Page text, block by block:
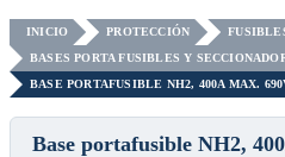
INICIO PROTECCIÓN
BASES PORTA FUSIBLES Y
BASE PORTAFUSIBLE NH2, 400A MAX.
Base portafusible NH2,